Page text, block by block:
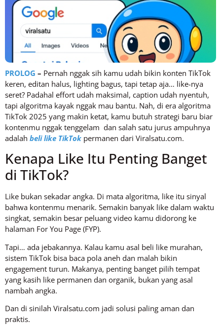
PROLOG – Pernah nggak sih kamu udah bikin konten TikTok
keren, editan halus, lighting bagus, tapi tetap aja… like-nya
seret? Padahal effort udah maksimal, caption udah nyentuh,
tapi algoritma kayak nggak mau bantu. Nah, di era algoritma
TikTok 2025 yang makin ketat, kamu butuh strategi baru biar
kontenmu nggak tenggelam dan salah satu jurus ampuhnya
adalah beli like TikTok permanen dari Viralsatu.com.
Kenapa Like Itu Penting Banget
di TikTok?
Like bukan sekadar angka. Di mata algoritma, like itu sinyal
bahwa kontenmu menarik. Semakin banyak like dalam waktu
singkat, semakin besar peluang video kamu didorong ke
halaman For You Page (FYP).
Tapi… ada jebakannya. Kalau kamu asal beli like murahan,
sistem TikTok bisa baca pola aneh dan malah bikin
engagement turun. Makanya, penting banget pilih tempat
yang kasih like permanen dan organik, bukan yang asal
nambah angka.
Dan di sinilah Viralsatu.com jadi solusi paling aman dan
praktis.